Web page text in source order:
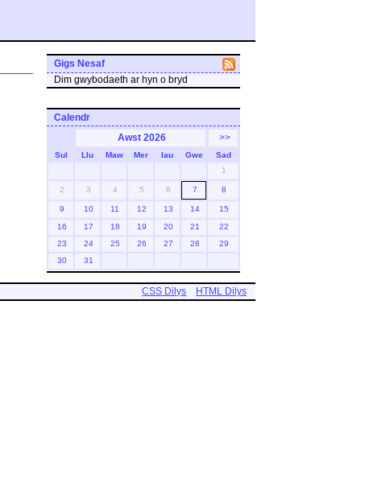
Gigs Nesaf
Dim gwybodaeth ar hyn o bryd
Calendr
Awst 2026
>>
Sul Llu Maw Mer Iau Gwe
Sad
1
2 3 4 5 6 7 8
9 10 11 12 13 14
15
16
17 18 19 20 21
22
23
24 25 26 27 28
29
30
31
HTML Dilys
CSS Dilys